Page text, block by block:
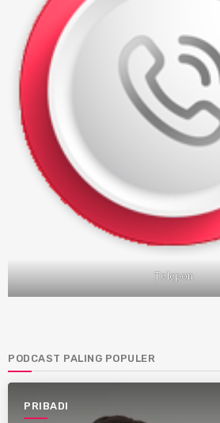
Telepon
PODCAST PALING POPULER
PRIBADI